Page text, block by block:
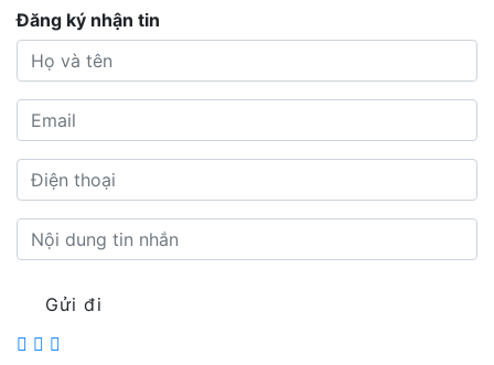
Đăng ký nhận tin
Gửi đi